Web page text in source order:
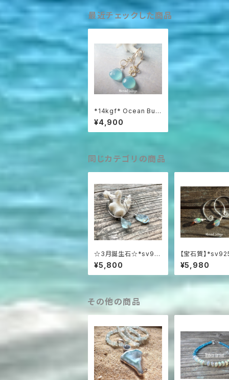
最近チェックした商品
*14kgf* Ocean Bub
bles & Drop カルセド
ニー☆ゴールドフープ
☆槌目
¥4,900
同じカテゴリの商品
☆3月誕生石☆*sv92
5* Raw Aquamarine
アクアマリン原石の一
粒ピアス
¥5,800
【宝石質】
irl and Opal プ
スオパールの渦
アス☆AAAAA
¥5,980
その他の商品